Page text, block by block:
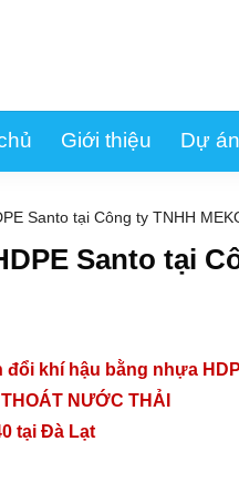
Giới thiệu Dự án
Santo tại Công ty TNHH
Santo tại
khí hậu bằng nhựa
NƯỚC THẢI
tại Đà Lạt